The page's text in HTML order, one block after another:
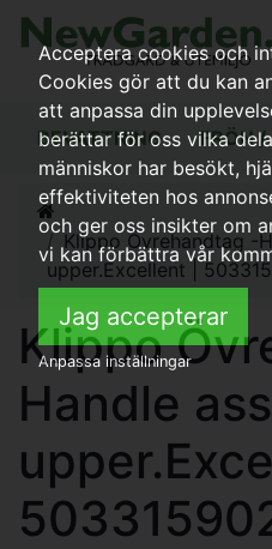
BEVATTNING FRÖN /
Klippo Övrehandtag -
upper.Excellent |
Klippo
Handle
Acceptera cookies och
Cookies gör att du kan
att anpassa din
berättar för oss vilka
människor har besökt,
effektiviteten hos
och ger oss insikter om
vi kan förbättra vår
Jag accepterar
Anpassa inställningar